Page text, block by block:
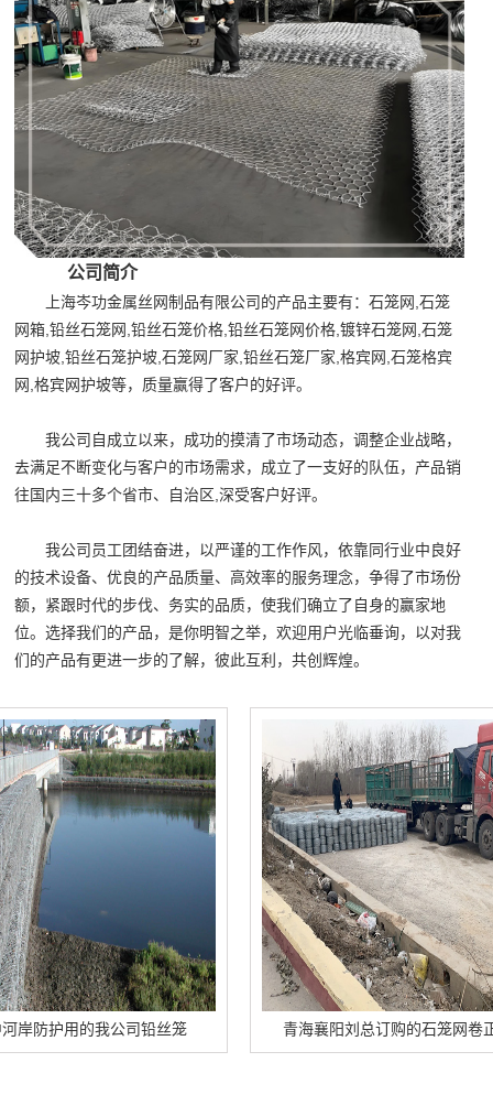
公司简介
上海岑功金属丝网制品有限公司的产品主要有：石笼网,石笼
网箱,铅丝石笼网,铅丝石笼价格,铅丝石笼网价格,镀锌石笼网,石笼
网护坡,铅丝石笼护坡,石笼网厂家,铅丝石笼厂家,格宾网,石笼格宾
网,格宾网护坡等，质量赢得了客户的好评。
我公司自成立以来，成功的摸清了市场动态，调整企业战略，
去满足不断变化与客户的市场需求，成立了一支好的队伍，产品销
往国内三十多个省市、自治区,深受客户好评。
我公司员工团结奋进，以严谨的工作作风，依靠同行业中良好
的技术设备、优良的产品质量、高效率的服务理念，争得了市场份
额，紧跟时代的步伐、务实的品质，使我们确立了自身的赢家地
位。选择我们的产品，是你明智之举，欢迎用户光临垂询，以对我
们的产品有更进一步的了解，彼此互利，共创辉煌。
用的我公司铅丝笼 青海襄阳刘总订购的石笼网卷正在卸车